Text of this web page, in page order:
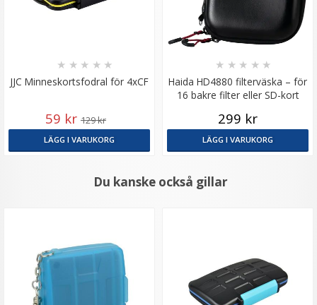
JJC Minneskortsfodral för 4xCF
★ ★ ★ ★ ★
59 kr 129 kr
LÄGG I VARUKORG
Haida HD4880 filterväska – för
16 bakre filter eller SD-kort
★ ★ ★ ★ ★
299 kr
LÄGG I VARUKORG
Du kanske också gillar